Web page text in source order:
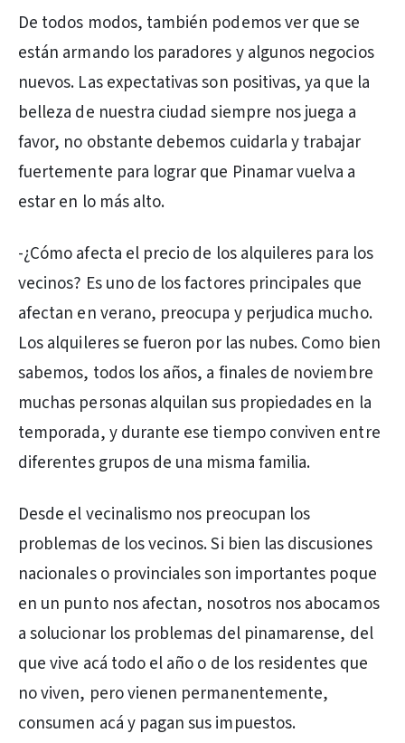
De todos modos, también podemos ver que se
están armando los paradores y algunos negocios
nuevos. Las expectativas son positivas, ya que la
belleza de nuestra ciudad siempre nos juega a
favor, no obstante debemos cuidarla y trabajar
fuertemente para lograr que Pinamar vuelva a
estar en lo más alto.
-¿Cómo afecta el precio de los alquileres para los
vecinos? Es uno de los factores principales que
afectan en verano, preocupa y perjudica mucho.
Los alquileres se fueron por las nubes. Como bien
sabemos, todos los años, a finales de noviembre
muchas personas alquilan sus propiedades en la
temporada, y durante ese tiempo conviven entre
diferentes grupos de una misma familia.
Desde el vecinalismo nos preocupan los
problemas de los vecinos. Si bien las discusiones
nacionales o provinciales son importantes poque
en un punto nos afectan, nosotros nos abocamos
a solucionar los problemas del pinamarense, del
que vive acá todo el año o de los residentes que
no viven, pero vienen permanentemente,
consumen acá y pagan sus impuestos.